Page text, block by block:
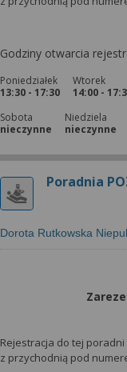
Godziny otwarcia
Poniedziałek
13:30 - 17:30
Wtorek
14:00 -
Sobota
nieczynne
Niedziela
nieczynne
Poradnia
Dorota Rutkowska
Rejestracja do tej
z przychodnią pod